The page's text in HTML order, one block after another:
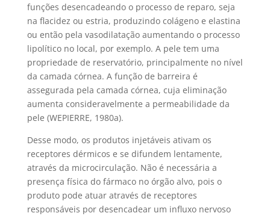
funções desencadeando o processo de reparo, seja
na flacidez ou estria, produzindo colágeno e elastina
ou então pela vasodilatação aumentando o processo
lipolítico no local, por exemplo. A pele tem uma
propriedade de reservatório, principalmente no nível
da camada córnea. A função de barreira é
assegurada pela camada córnea, cuja eliminação
aumenta consideravelmente a permeabilidade da
pele (WEPIERRE, 1980a).
Desse modo, os produtos injetáveis ativam os
receptores dérmicos e se difundem lentamente,
através da microcirculação. Não é necessária a
presença física do fármaco no órgão alvo, pois o
produto pode atuar através de receptores
responsáveis por desencadear um influxo nervoso